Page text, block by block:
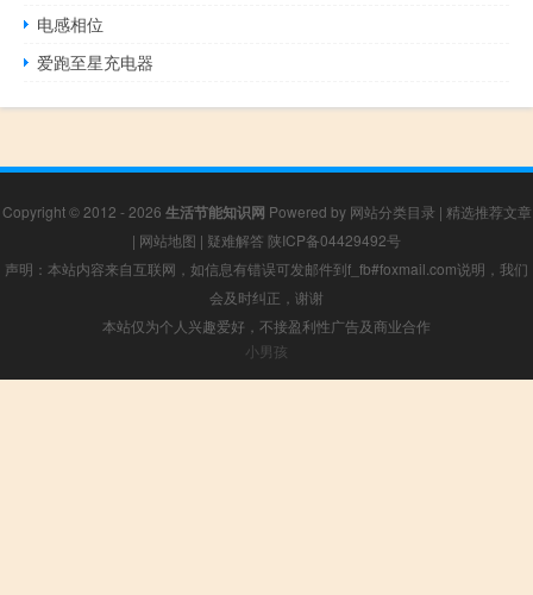
电感相位
爱跑至星充电器
Copyright © 2012 - 2026 生活节能知识网 Powered by 网站分类目录 | 精选推荐文章
| 网站地图 | 疑难解答 陕ICP备04429492号
声明：本站内容来自互联网，如信息有错误可发邮件到f_fb#foxmail.com说明，我们
会及时纠正，谢谢
本站仅为个人兴趣爱好，不接盈利性广告及商业合作
小男孩